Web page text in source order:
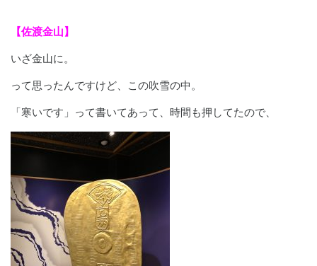
【佐渡金山】
いざ金山に。
って思ったんですけど、この吹雪の中。
「寒いです」って書いてあって、時間も押してたので、